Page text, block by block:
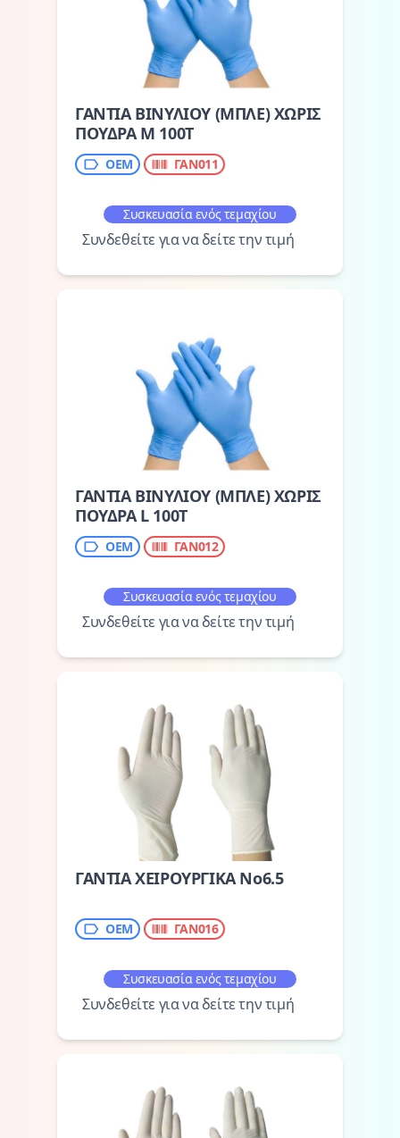
ΓΑΝΤΙΑ ΒΙΝΥΛΙΟΥ (ΜΠΛΕ) ΧΩΡΙΣ
ΠΟΥΔΡΑ M 100Τ
ΟΕΜ ΓΑΝ011
Συσκευασία ενός τεμαχίου
Συνδεθείτε για να δείτε την τιμή
ΓΑΝΤΙΑ ΒΙΝΥΛΙΟΥ (ΜΠΛΕ) ΧΩΡΙΣ
ΠΟΥΔΡΑ L 100Τ
ΟΕΜ ΓΑΝ012
Συσκευασία ενός τεμαχίου
Συνδεθείτε για να δείτε την τιμή
ΓΑΝΤΙΑ ΧΕΙΡΟΥΡΓΙΚΑ Νo6.5
OEM ΓΑΝ016
Συσκευασία ενός τεμαχίου
Συνδεθείτε για να δείτε την τιμή